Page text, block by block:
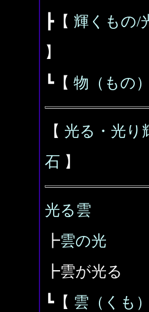
┣【 輝くもの/
】
┗【 物（もの）
【 光る・光り
石 】
光る雲
┣雲の光
┣雲が光る
┗【 雲（くも）